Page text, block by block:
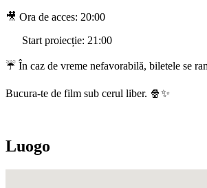
🎥 Ora de acces: 20:00
Start proiecție: 21:00
☔ În caz de vreme nefavorabilă, biletele se
Bucura-te de film sub cerul liber. 🍿✨
Luogo